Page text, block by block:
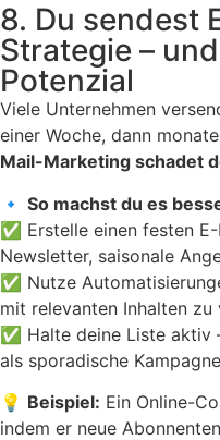
8. Du sendest
Strategie –
Potenzial
Viele Unternehmen
einer Woche, dann
Mail-Marketing schadet
🔹 So machst du es
✅ Erstelle einen festen
Newsletter, saisonale
✅ Nutze
mit relevanten Inhalten zu
✅ Halte deine Liste aktiv
als sporadische
💡 Beispiel: Ein Online-
indem er neue